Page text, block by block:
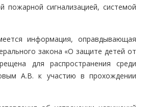
сигнализацией, системой
информация, оправдывающая
закона «О защите детей от
для распространения среди
А.В. к участию в прохождении